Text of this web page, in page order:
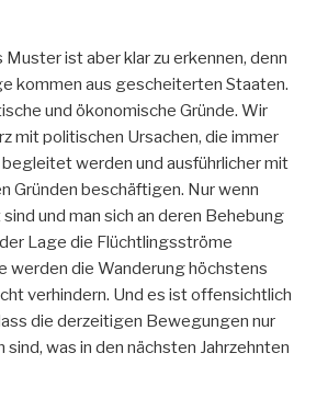
ist aber klar zu erkennen, denn
kommen aus gescheiterten Staaten.
und ökonomische Gründe. Wir
mit politischen Ursachen, die immer
werden und ausführlicher mit
Gründen beschäftigen. Nur wenn
und man sich an deren Behebung
Lage die Flüchtlingsströme
werden die Wanderung höchstens
verhindern. Und es ist offensichtlich
die derzeitigen Bewegungen nur
was in den nächsten Jahrzehnten